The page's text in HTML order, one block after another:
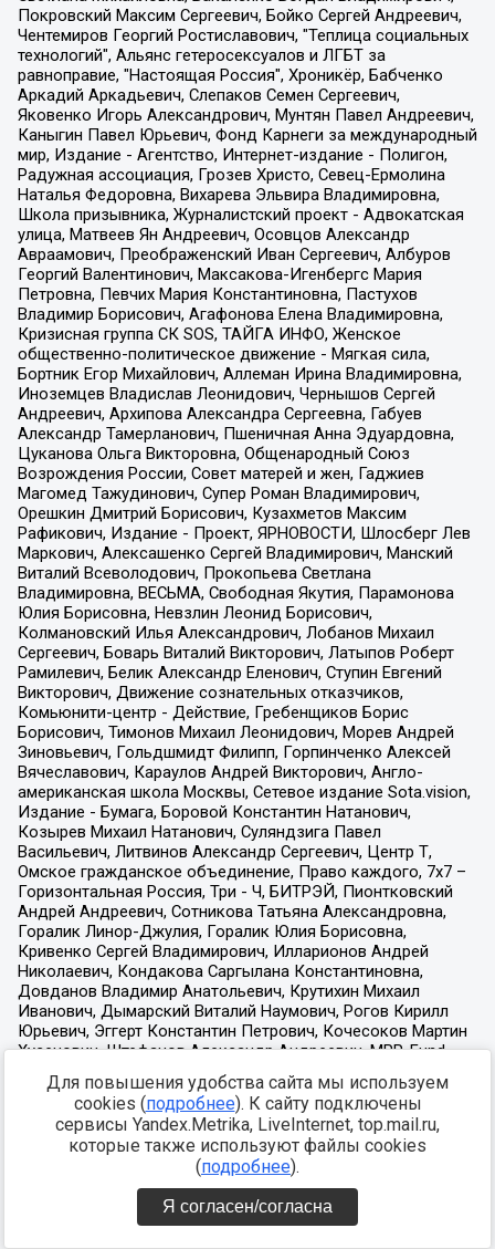
Для повышения удобства сайта мы используем
cookies (подробнее). К сайту подключены
сервисы Yandex.Metrika, LiveInternet, top.mail.ru,
которые также используют файлы cookies
(подробнее).
Я согласен/согласна